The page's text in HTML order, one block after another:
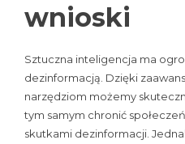
wnioski
Sztuczna inteligencja ma
dezinformacją. Dzięki
narzędziom możemy
tym samym chronić
skutkami dezinformacji.